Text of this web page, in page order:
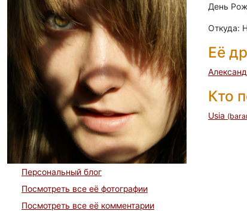
Персональный блог
Посмотреть все её фотографии
Посмотреть все её комментарии
День
Откуда:
Её
Кто
Usia